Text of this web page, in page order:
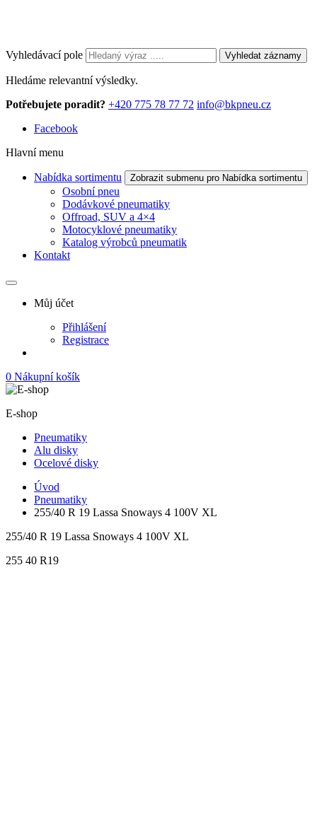
Vyhledávací pole Vyhledat záznamy
Hledáme relevantní výsledky.
Potřebujete poradit? +420 775 78 77 72 info@bkpneu.cz
Facebook
Hlavní menu
Nabídka sortimentu Zobrazit submenu pro Nabídka sortimentu
Osobní pneu
Dodávkové pneumatiky
Offroad, SUV a 4×4
Motocyklové pneumatiky
Katalog výrobců pneumatik
Kontakt
Můj účet
Přihlášení
Registrace
0 Nákupní košík
E-shop
Pneumatiky
Alu disky
Ocelové disky
Úvod
Pneumatiky
255/40 R 19 Lassa Snoways 4 100V XL
255/40 R 19 Lassa Snoways 4 100V XL
255 40 R19